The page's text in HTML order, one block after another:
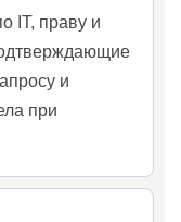
IT, праву и
и
при